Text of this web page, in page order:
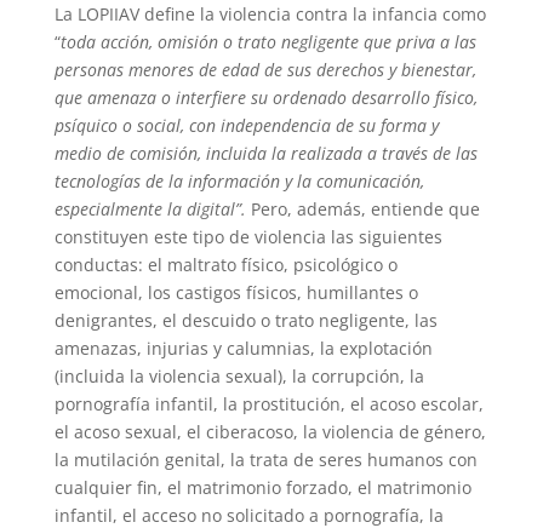
La LOPIIAV define la violencia contra la infancia como
“toda acción, omisión o trato negligente que priva a las
personas menores de edad de sus derechos y bienestar,
que amenaza o interfiere su ordenado desarrollo físico,
psíquico o social, con independencia de su forma y
medio de comisión, incluida la realizada a través de las
tecnologías de la información y la comunicación,
especialmente la digital”. Pero, además, entiende que
constituyen este tipo de violencia las siguientes
conductas: el maltrato físico, psicológico o
emocional, los castigos físicos, humillantes o
denigrantes, el descuido o trato negligente, las
amenazas, injurias y calumnias, la explotación
(incluida la violencia sexual), la corrupción, la
pornografía infantil, la prostitución, el acoso escolar,
el acoso sexual, el ciberacoso, la violencia de género,
la mutilación genital, la trata de seres humanos con
cualquier fin, el matrimonio forzado, el matrimonio
infantil, el acceso no solicitado a pornografía, la